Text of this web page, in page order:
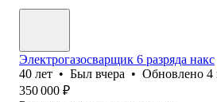
Электрогазосварщик 6 разряда накс
40 лет • Был вчера • Обновлено 4
350 000 ₽